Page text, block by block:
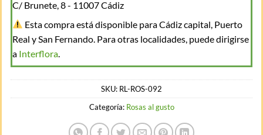
C/ Brunete, 8 - 11007 Cádiz
Esta compra está disponible para Cádiz capital, Puerto
Real y San Fernando. Para otras localidades, puede dirigirse
a Interflora.
SKU: RL-ROS-092
Categoría: Rosas al gusto